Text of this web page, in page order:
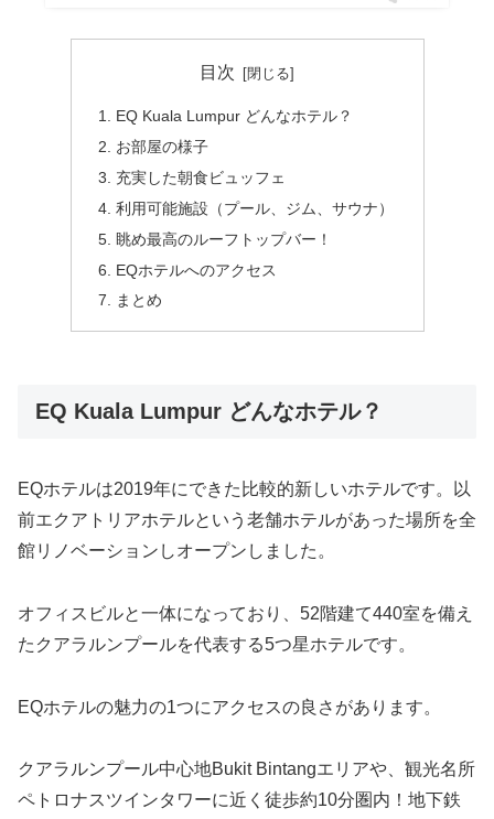
目次
EQ Kuala Lumpur どんなホテル？
お部屋の様子
充実した朝食ビュッフェ
利用可能施設（プール、ジム、サウナ）
眺め最高のルーフトップバー！
EQホテルへのアクセス
まとめ
EQ Kuala Lumpur どんなホテル？
EQホテルは2019年にできた比較的新しいホテルです。以
前エクアトリアホテルという老舗ホテルがあった場所を全
館リノベーションしオープンしました。
オフィスビルと一体になっており、52階建て440室を備え
たクアラルンプールを代表する5つ星ホテルです。
EQホテルの魅力の1つにアクセスの良さがあります。
クアラルンプール中心地Bukit Bintangエリアや、観光名所
ペトロナスツインタワーに近く徒歩約10分圏内！地下鉄